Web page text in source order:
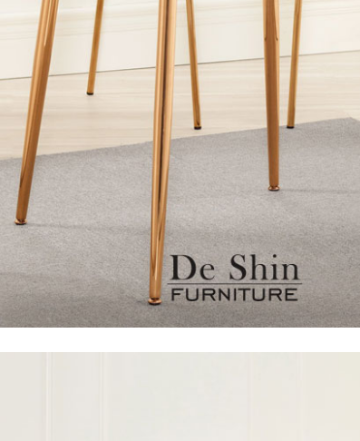
$ 9,000以下：NT$500元
＊A108產品另收運費
$ 9,000以上：免運費
$ 9,000以下：NT$500元
＊A108產品另收運費
配送天數：5~14天
到貨時間：指定送貨日當天以電話聯絡確
｜周（一）配送部門固定公休無送貨｜
台北市、新北市地區固定每周(三)、(日)兩天
南投、雲林、嘉義、台南、高雄、屏東、宜蘭、 花蓮
取兩聯式發票，發票將於商品完成出貨15個工作天另
將順延寄送。
，請於到貨日起七日內通知本公司客服人員，我們將為
貨之商品必須是全新狀態且完整包裝，床墊、床包、枕
裝、廠商紙及所有附隨文件或資料之完整性)，若未依
螢幕選購商品，可能會因個人電腦螢幕的設定色差或解
，如因此而需退換貨，
需自付來回運費及人資成本
，
商品尺寸，大型物件因為人工丈量，難免會有些許誤差
而需退換貨，請於收到貨7日內通知客服人員(Line@
品無維修服務，超過7日鑑賞期，商品使用年限，因客